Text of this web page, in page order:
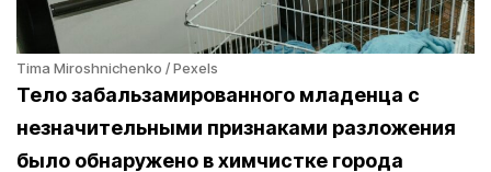
Tima Miroshnichenko / Pexels
Тело забальзамированного младенца с
незначительными признаками разложения
было обнаружено в химчистке города